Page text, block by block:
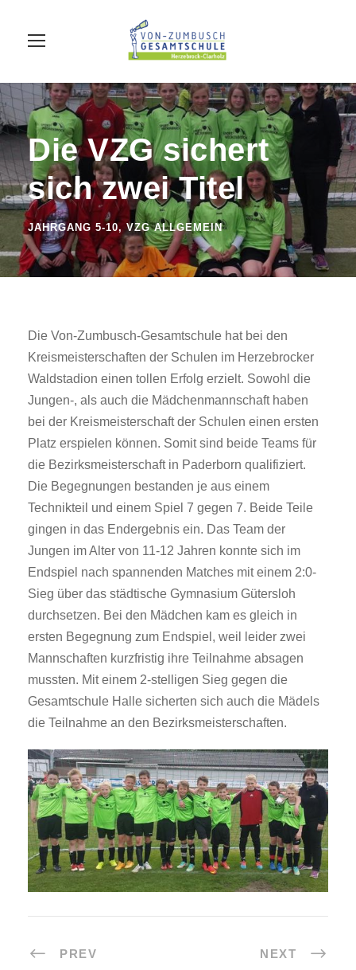
Die VZG sichert
sich zwei Titel
JAHRGANG 5-10, VZG ALLGEMEIN
Die Von-Zumbusch-Gesamtschule hat bei den
Kreismeisterschaften der Schulen im Herzebrocker
Waldstadion einen tollen Erfolg erzielt. Sowohl die
Jungen-, als auch die Mädchenmannschaft haben
bei der Kreismeisterschaft der Schulen einen ersten
Platz erspielen können. Somit sind beide Teams für
die Bezirksmeisterschaft in Paderborn qualifiziert.
Die Begegnungen bestanden je aus einem
Technikteil und einem Spiel 7 gegen 7. Beide Teile
gingen in das Endergebnis ein. Das Team der
Jungen im Alter von 11-12 Jahren konnte sich im
Endspiel nach spannenden Matches mit einem 2:0-
Sieg über das städtische Gymnasium Gütersloh
durchsetzen. Bei den Mädchen kam es gleich in
ersten Begegnung zum Endspiel, weil leider zwei
Mannschaften kurzfristig ihre Teilnahme absagen
mussten. Mit einem 2-stelligen Sieg gegen die
Gesamtschule Halle sicherten sich auch die Mädels
die Teilnahme an den Bezirksmeisterschaften.
PREV NEXT